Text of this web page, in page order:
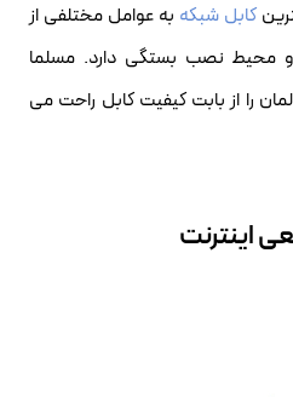
کابل شبکه به عوامل مختلفی از
و محیط نصب بستگی دارد. مسلما
را از بابت کیفیت کابل راحت می
اینترنت